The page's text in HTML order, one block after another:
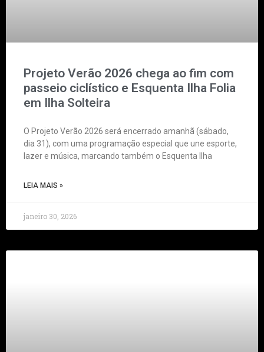
Projeto Verão 2026 chega ao fim com
passeio ciclístico e Esquenta Ilha Folia
em Ilha Solteira
O Projeto Verão 2026 será encerrado amanhã (sábado,
dia 31), com uma programação especial que une esporte,
lazer e música, marcando também o Esquenta Ilha
LEIA MAIS »
janeiro 30, 2026